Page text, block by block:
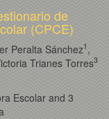
de
(CPCE)
Peralta Sánchez1 ,
Trianes Torres3
Escolar and 3